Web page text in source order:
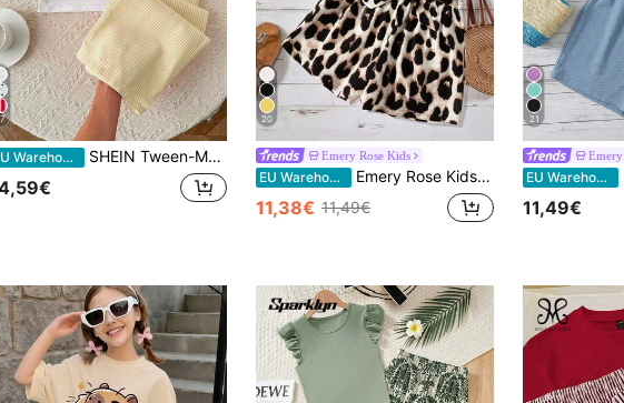
EU Warehouse SHEIN Tween-Mädchen 2 Stücke/Set Lässig Rundhals Top und gestreifte Hose Outfit
20
Emery Rose Kids
EU Warehouse Emery Rose Kids Emery Rose Kids Schwarzes Tanktop mit Leopardenmuster und Paperbag-Shorts für Tween-Mädchen, 2 Stücke Set
11,38€ 11,49€
21
EU Warehouse
11,49€